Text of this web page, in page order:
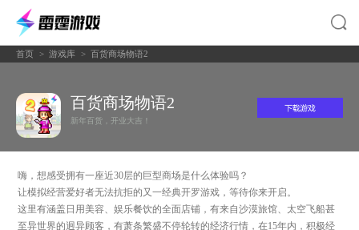
首页 > 游戏库 > 百货商场物语2
百货商场物语2
新年百货，开业大吉！
嗨，想感受拥有一座近30层的巨型商场是什么体验吗？
让模拟经营爱好者无法抗拒的又一经典开罗游戏，等待你来开启。
这里有涵盖日用美容、娱乐餐饮的全面店铺，有来自沙漠旅馆、太空飞船甚
至异世界的迥异顾客，有萧条繁盛不停轮转的经济行情，在15年内，积极经